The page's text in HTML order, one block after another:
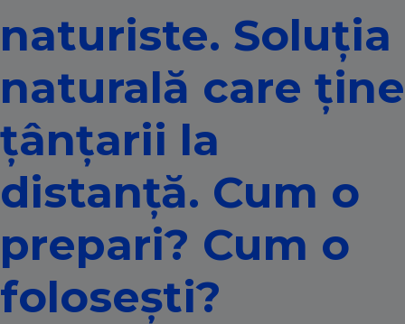
naturiste. Soluția
naturală care ține
țânțarii la
distanță. Cum o
prepari? Cum o
folosești?